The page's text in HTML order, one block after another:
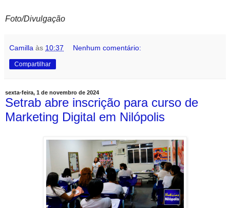
Foto/Divulgação
Camilla às 10:37 Nenhum comentário:
Compartilhar
sexta-feira, 1 de novembro de 2024
Setrab abre inscrição para curso de
Marketing Digital em Nilópolis